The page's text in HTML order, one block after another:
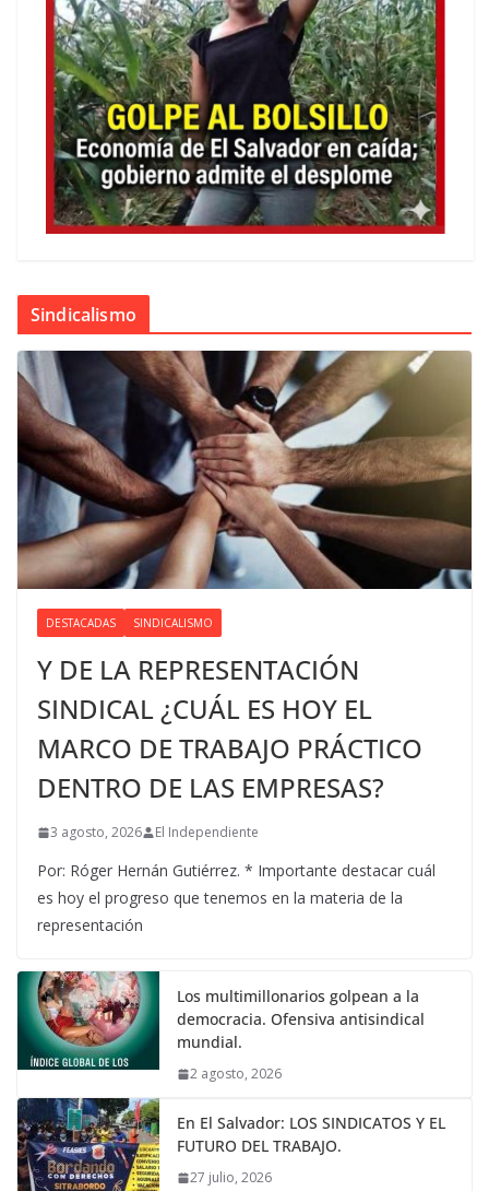
Sindicalismo
DESTACADAS SINDICALISMO
Y DE LA REPRESENTACIÓN
SINDICAL ¿CUÁL ES HOY EL
MARCO DE TRABAJO PRÁCTICO
DENTRO DE LAS EMPRESAS?
3 agosto, 2026 El Independiente
Por: Róger Hernán Gutiérrez. * Importante destacar cuál
es hoy el progreso que tenemos en la materia de la
representación
Los multimillonarios golpean a la
democracia. Ofensiva antisindical
mundial.
2 agosto, 2026
En El Salvador: LOS SINDICATOS Y EL
FUTURO DEL TRABAJO.
27 julio, 2026